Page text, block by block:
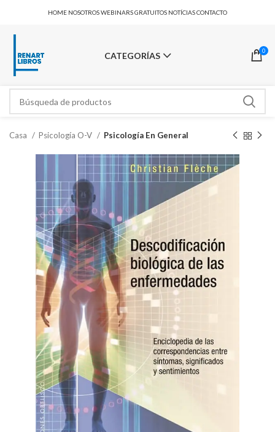
HOME NOSOTROSWEBINARS GRATUITOS NOTÍCIASCONTACTO
CATEGORÍAS 0
Casa Psicología O-V Psicología En General